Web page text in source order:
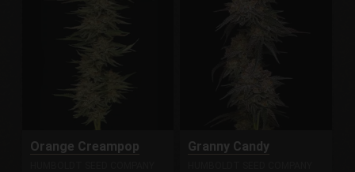
Orange Creampop Granny Candy